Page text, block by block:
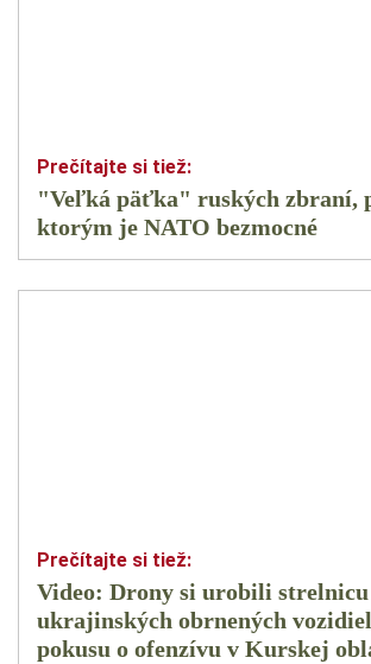
"Veľká päťka" ruských zbraní,
ktorým je NATO bezmocné
Video: Drony si urobili
ukrajinských obrnených
pokusu o ofenzívu v Kurskej